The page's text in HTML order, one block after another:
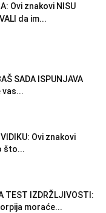
Ovi znakovi NISU
da im...
SADA ISPUNJAVA
vas...
Ovi znakovi
što...
TEST IZDRŽLJIVOSTI:
moraće...